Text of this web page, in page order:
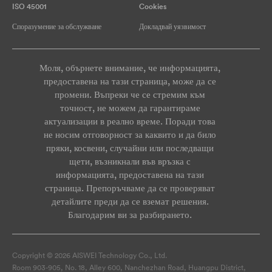
ISO 45001 Cookies
Споразумение за обслужване Докладвай уязвимост
Моля, обърнете внимание, че информацията,
предоставена на тази страница, може да се
промени. Въпреки че се стремим към
точност, не можем да гарантираме
актуализации в реално време. Поради това
не носим отговорност за каквито и да било
пряки, косвени, случайни или последващи
щети, възникнали във връзка с
информацията, предоставена на тази
страница. Препоръчваме да се проверяват
детайлите преди да се вземат решения.
Благодарим ви за разбирането.
Copyright © 2026 AISWEI Technology Co., Ltd.
Room 903-905, No. 18, Alley 600, Nanchezhan Road, Huangpu District,